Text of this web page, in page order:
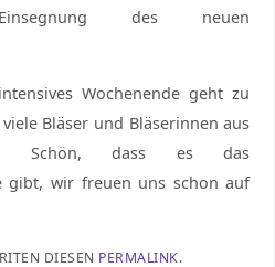
des neuen
Wochenende geht zu
Bläser und Bläserinnen aus
Schön, dass es das
gibt, wir freuen uns schon auf
DIESEN PERMALINK.